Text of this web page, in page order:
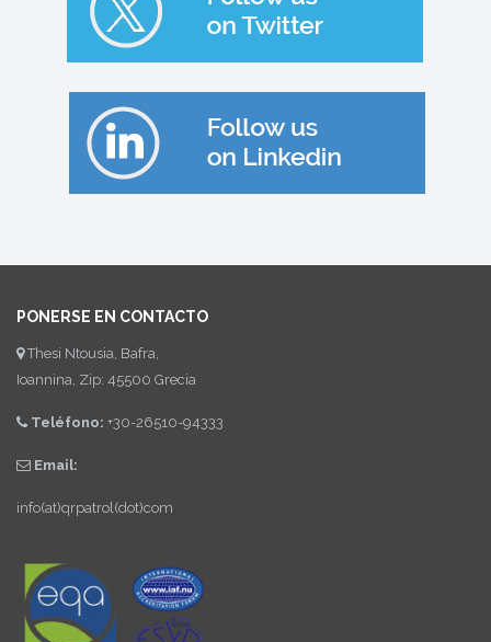
PONERSE EN CONTACTO
Thesi Ntousia, Bafra,
Ioannina, Zip: 45500 Grecia
Teléfono: +30-26510-94333
Email:
info(at)qrpatrol(dot)com